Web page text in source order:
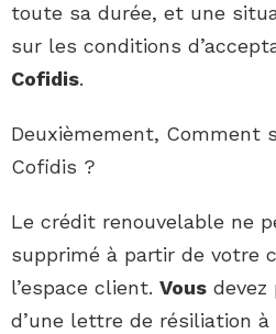
toute sa durée, et une
sur les conditions
Cofidis.
Deuxièmement, Comment
Cofidis ?
Le crédit renouvelable ne
supprimé à partir de votre
l’espace client. Vous devez
d’une lettre de résiliation à